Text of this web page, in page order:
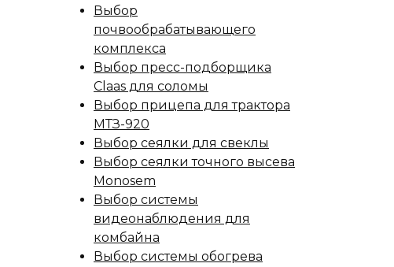
Выбор
почвообрабатывающего
комплекса
Выбор пресс-подборщика
Claas для соломы
Выбор прицепа для трактора
МТЗ-920
Выбор сеялки для свеклы
Выбор сеялки точного высева
Monosem
Выбор системы
видеонаблюдения для
комбайна
Выбор системы обогрева